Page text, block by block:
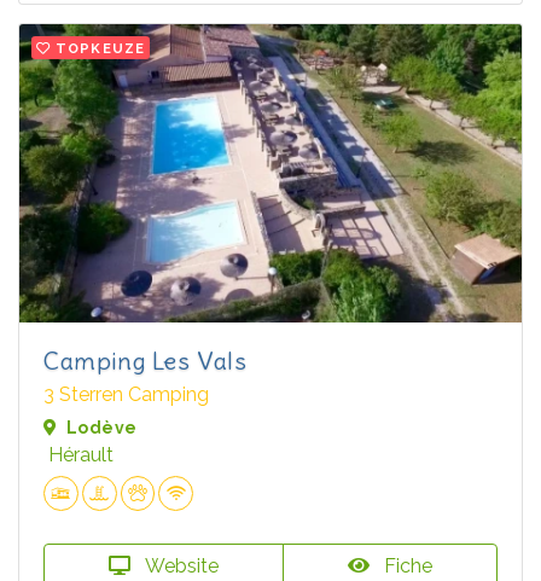
TOPKEUZE
Camping Les Vals
3 Sterren Camping
Lodève
Hérault
Website Fiche